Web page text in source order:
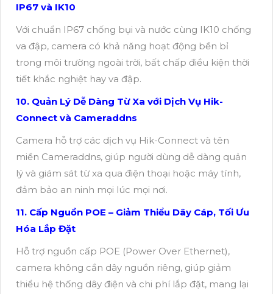
IP67 và IK10
Với chuẩn IP67 chống bụi và nước cùng IK10 chống
va đập, camera có khả năng hoạt động bền bỉ
trong môi trường ngoài trời, bất chấp điều kiện thời
tiết khắc nghiệt hay va đập.
10. Quản Lý Dễ Dàng Từ Xa với Dịch Vụ Hik-
Connect và Cameraddns
Camera hỗ trợ các dịch vụ Hik-Connect và tên
miền Cameraddns, giúp người dùng dễ dàng quản
lý và giám sát từ xa qua điện thoại hoặc máy tính,
đảm bảo an ninh mọi lúc mọi nơi.
11. Cấp Nguồn POE – Giảm Thiểu Dây Cáp, Tối Ưu
Hóa Lắp Đặt
Hỗ trợ nguồn cấp POE (Power Over Ethernet),
camera không cần dây nguồn riêng, giúp giảm
thiểu hệ thống dây điện và chi phí lắp đặt, mang lại